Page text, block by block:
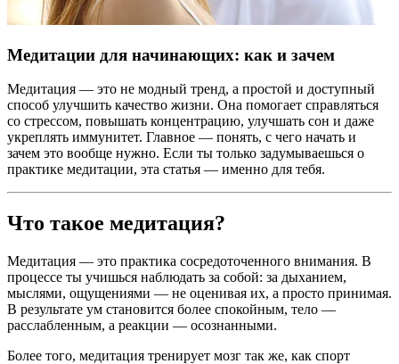
Медитации для начинающих: как и зачем
Медитация — это не модный тренд, а простой и доступный
способ улучшить качество жизни. Она помогает справляться
со стрессом, повышать концентрацию, улучшать сон и даже
укреплять иммунитет. Главное — понять, с чего начать и
зачем это вообще нужно. Если ты только задумываешься о
практике медитации, эта статья — именно для тебя.
Что такое медитация?
Медитация — это практика сосредоточенного внимания. В
процессе ты учишься наблюдать за собой: за дыханием,
мыслями, ощущениями — не оценивая их, а просто принимая.
В результате ум становится более спокойным, тело —
расслабленным, а реакции — осознанными.
Более того, медитация тренирует мозг так же, как спорт